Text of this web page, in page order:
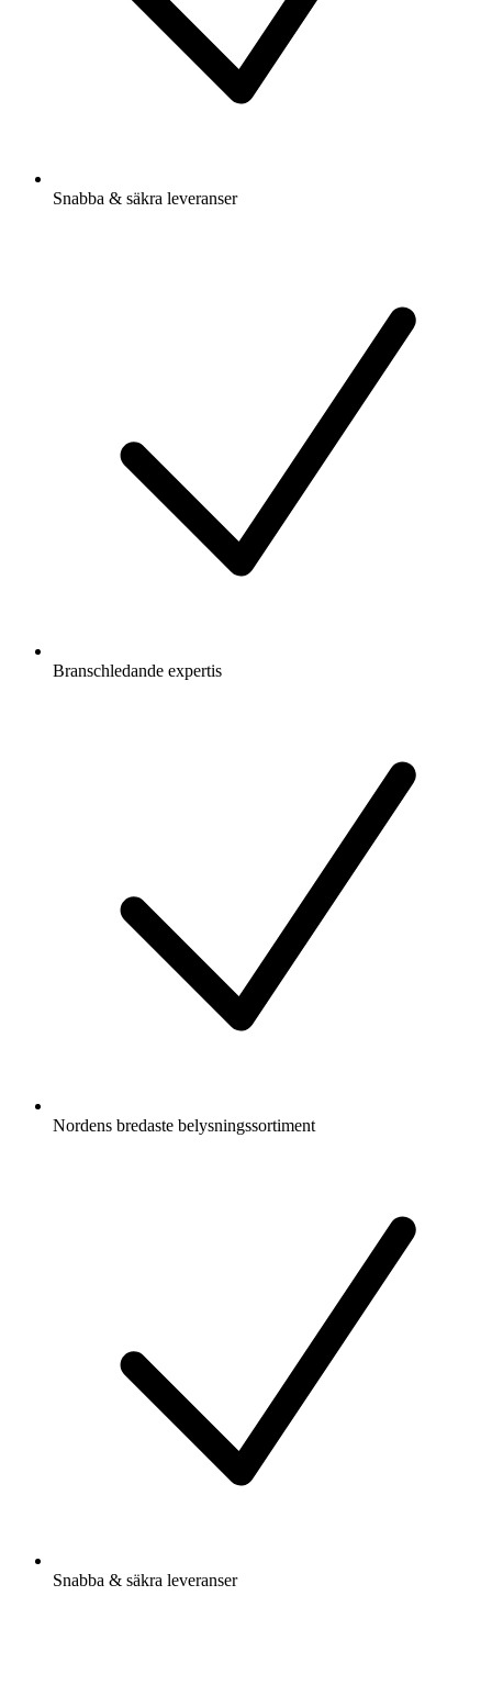
Snabba & säkra leveranser
Branschledande expertis
Nordens bredaste belysningssortiment
Snabba & säkra leveranser